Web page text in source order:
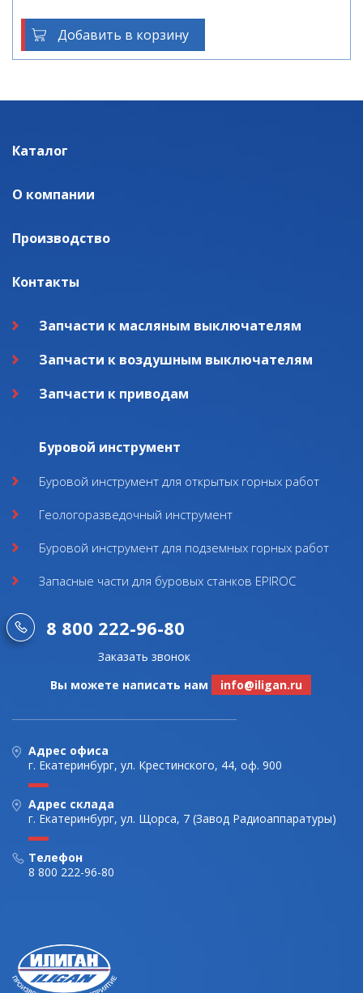
Добавить в корзину
Каталог
О компании
Производство
Контакты
Запчасти к масляным выключателям
Запчасти к воздушным выключателям
Запчасти к приводам
Буровой инструмент
Буровой инструмент для открытых горных работ
Геологоразведочный инструмент
Буровой инструмент для подземных горных работ
Запасные части для буровых станков EPIROC
8 800 222-96-80
Заказать звонок
Вы можете написать нам
info@iligan.ru
Адрес офиса
г. Екатеринбург, ул. Крестинского, 44, оф. 900
Адрес склада
г. Екатеринбург, ул. Щорса, 7 (Завод Радиоаппаратуры)
Телефон
8 800 222-96-80